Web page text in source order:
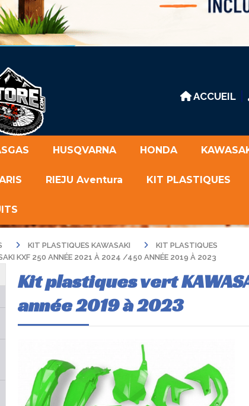
ACCUEIL
HUSQVARNA HONDA
RIEJU Aventura KIT PLASTIQUES
KIT PLASTIQUES KAWASAKI
KIT PLASTIQUES
KXF 250 ANNÉE 2021 À 2024 /450 ANNÉE 2019 À 2023
Kit plastiques vert
année 2019 à 2023